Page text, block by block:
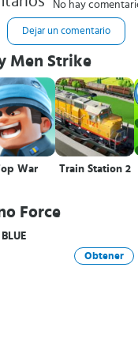
No hay
Dejar un comentario
Men Strike
War Train Station 2
Force
Obtener